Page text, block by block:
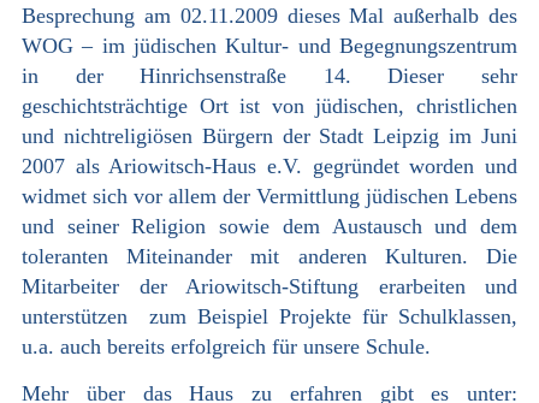
Besprechung am 02.11.2009 dieses Mal außerhalb des
WOG – im jüdischen Kultur- und Begegnungszentrum
in der Hinrichsenstraße 14. Dieser sehr
geschichtsträchtige Ort ist von jüdischen, christlichen
und nichtreligiösen Bürgern der Stadt Leipzig im Juni
2007 als Ariowitsch-Haus e.V. gegründet worden und
widmet sich vor allem der Vermittlung jüdischen Lebens
und seiner Religion sowie dem Austausch und dem
toleranten Miteinander mit anderen Kulturen. Die
Mitarbeiter der Ariowitsch-Stiftung erarbeiten und
unterstützen zum Beispiel Projekte für Schulklassen,
u.a. auch bereits erfolgreich für unsere Schule.
Mehr über das Haus zu erfahren gibt es unter: